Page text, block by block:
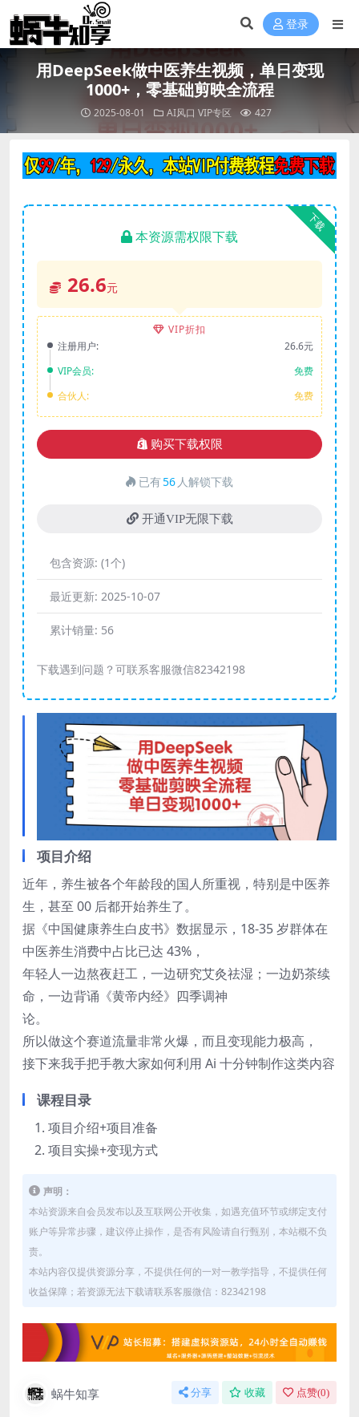
登录
用DeepSeek做中医养生视频，单日变现
1000+，零基础剪映全流程
2025-08-01 AI风口 VIP专区 427
下载
本资源需权限下载
26.6元
VIP折扣
注册用户:
26.6元
VIP会员:
免费
合伙人:
免费
购买下载权限
已有56 人解锁下载
开通VIP无限下载
包含资源: (1个)
最近更新: 2025-10-07
累计销量: 56
下载遇到问题？可联系客服微信82342198
项目介绍
近年，养生被各个年龄段的国人所重视，特别是中医养
生，甚至 00 后都开始养生了。
据《中国健康养生白皮书》数据显示，18-35 岁群体在
中医养生消费中占比已达 43%，
年轻人一边熬夜赶工，一边研究艾灸祛湿；一边奶茶续
命，一边背诵《黄帝内经》四季调神
论。
所以做这个赛道流量非常火爆，而且变现能力极高，
接下来我手把手教大家如何利用 Ai 十分钟制作这类内容
课程目录
项目介绍+项目准备
项目实操+变现方式
声明：
本站资源来自会员发布以及互联网公开收集，如遇充值环节或绑定支付
账户等异常步骤，建议停止操作，是否有风险请自行甄别，本站概不负
责。
本站内容仅提供资源分享，不提供任何的一对一教学指导，不提供任何
收益保障；若资源无法下载请联系客服微信：82342198
蜗牛知享 分享 收藏 点赞(0)